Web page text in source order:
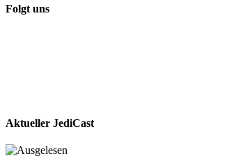
Folgt uns
Aktueller JediCast